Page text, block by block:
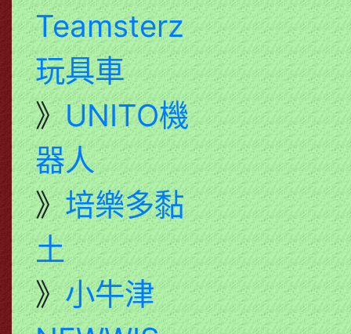
Teamsterz
玩具車
》UNITO機
器人
》培樂多黏
土
》小牛津